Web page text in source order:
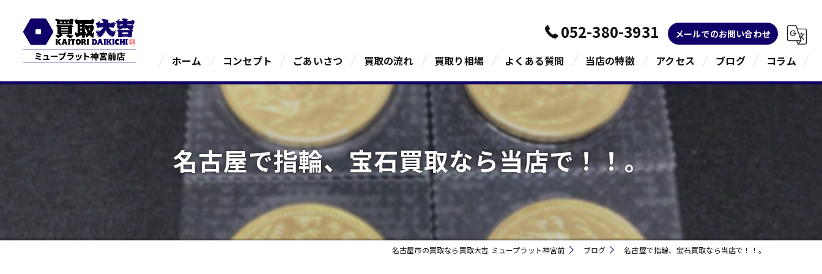
052-380-3931 メールでのお問い合わせ
ホーム コンセプト ごあいさつ 買取の流れ 買取り相場 よくある質問 当店の特徴
ブランド
宝石
貴金属
指輪
アクセス ブログ コラム
名古屋で指輪、宝石買取なら当店で！！。
名古屋市の買取なら買取大吉 ミュープラット神宮前 ブログ 名古屋で指輪、宝石買取なら当店で！！。